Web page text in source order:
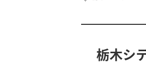
栃木シ